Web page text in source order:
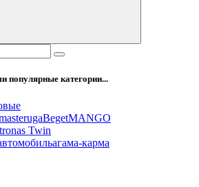
популярные категории...
BegetMANGO
Twin
агама-карма